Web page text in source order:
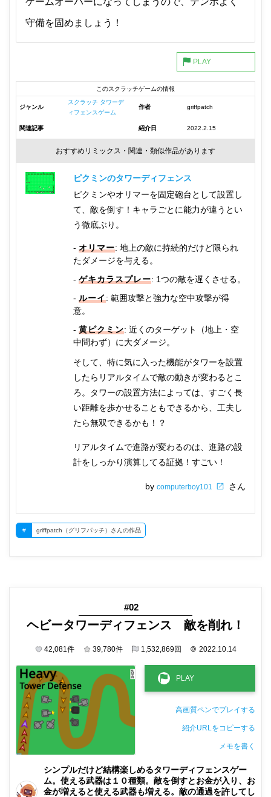
守備を固めましょう！
このスクラッチゲームの情報
ジャンル
スクラッチ タワーデ
ィフェンスゲーム
作者 griffpatch
関連記事 紹介日 2022.2.15
おすすめリミックス・関連・類似作品があります
ピクミンのタワーディフェンス
ピクミンやオリマーを固定砲台として設置し
て、敵を倒す！キャラごとに能力が違うとい
う徹底ぶり。
オリマー: 地上の敵に持続的だけど限られ
たダメージを与える。
ゲキカラスプレー: 1つの敵を遅くさせる。
ルーイ: 範囲攻撃と強力な空中攻撃が得
意。
黄ピクミン: 近くのターゲット（地上・空
中問わず）に大ダメージ。
そして、特に気に入った機能がタワーを設置
したらリアルタイムで敵の動きが変わるとこ
ろ。タワーの設置方法によっては、すごく長
い距離を歩かせることもできるから、工夫し
たら無双できるかも！？
リアルタイムで進路が変わるのは、進路の設
計をしっかり演算してる証拠！すごい！
by computerboy101 さん
# griffpatch（グリフパッチ）さんの作品
#02
ヘビータワーディフェンス 敵を削れ！
42,081件 39,780件 1,532,869回 © 2022.10.14
高画質ペンでプレイする
紹介URLをコピーする
メモを書く
シンプルだけど結構楽しめるタワーディフェンスゲー
ム。使える武器は１０種類。敵を倒すとお金が入り、お
金が増えると使える武器も増える。敵の通過を許してし